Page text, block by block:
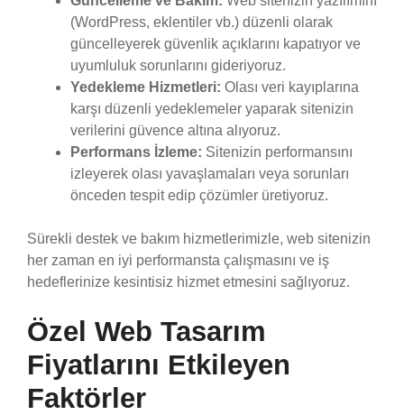
(WordPress, eklentiler vb.) düzenli olarak
güncelleyerek güvenlik açıklarını kapatıyor ve
uyumluluk sorunlarını gideriyoruz.
Yedekleme Hizmetleri: Olası veri kayıplarına
karşı düzenli yedeklemeler yaparak sitenizin
verilerini güvence altına alıyoruz.
Performans İzleme: Sitenizin performansını
izleyerek olası yavaşlamaları veya sorunları
önceden tespit edip çözümler üretiyoruz.
Sürekli destek ve bakım hizmetlerimizle, web sitenizin
her zaman en iyi performansta çalışmasını ve iş
hedeflerinize kesintisiz hizmet etmesini sağlıyoruz.
Özel Web Tasarım
Fiyatlarını Etkileyen
Faktörler